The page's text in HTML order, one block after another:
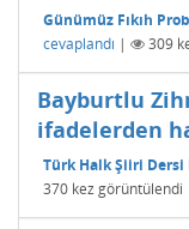
Günümüz Fıkıh
cevaplandı | 309
Bayburtlu
ifadelerden
Türk Halk Şiiri Dersi
370 kez görüntülendi